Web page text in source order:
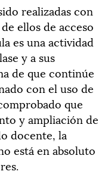
realizadas con
ellos de acceso
es una actividad
y a sus
de que continúe
con el uso de
que
y ampliación de
docente, la
está en absoluto